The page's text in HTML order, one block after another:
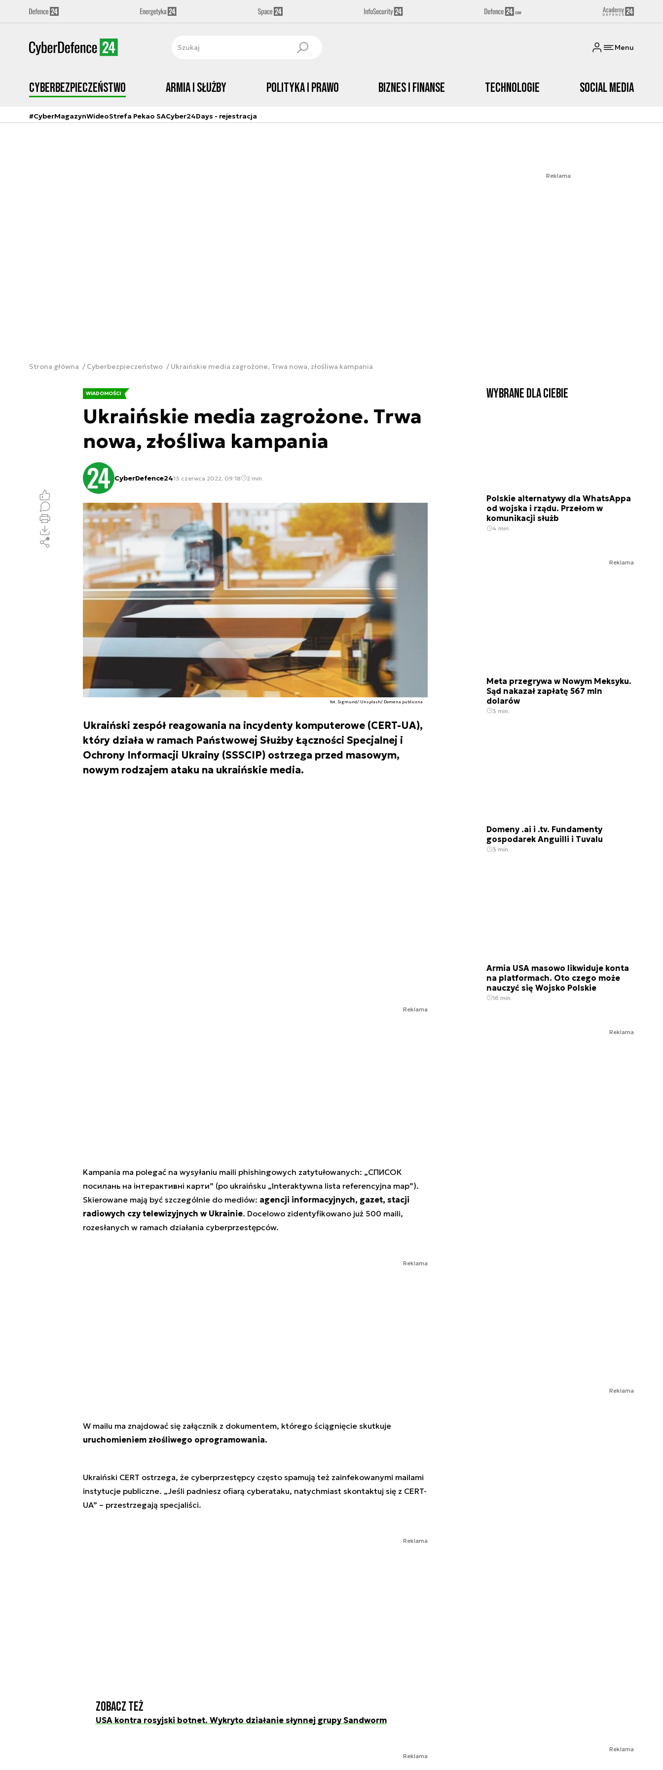
Menu
Cyberbezpieczeństwo Armia i Służby Polityka i prawo Biznes i Finanse Technologie Social media
#CyberMagazynWideoStrefa Pekao SACyber24Days - rejestracja
Reklama
Strona główna Cyberbezpieczeństwo Ukraińskie media zagrożone. Trwa nowa, złośliwa kampania
WIADOMOŚCI
Ukraińskie media zagrożone. Trwa
nowa, złośliwa kampania
CyberDefence2413 czerwca 2022, 09:18 2 min.
fot. Sigmund/ Unsplash/ Domena publiczna
Ukraiński zespół reagowania na incydenty komputerowe (CERT-UA),
który działa w ramach Państwowej Służby Łączności Specjalnej i
Ochrony Informacji Ukrainy (SSSCIP) ostrzega przed masowym,
nowym rodzajem ataku na ukraińskie media.
Reklama
Kampania ma polegać na wysyłaniu maili phishingowych zatytułowanych: „СПИСОК
посилань на інтерактивні карти” (po ukraińsku „Interaktywna lista referencyjna map”).
Skierowane mają być szczególnie do mediów: agencji informacyjnych, gazet, stacji
radiowych czy telewizyjnych w Ukrainie. Docelowo zidentyfikowano już 500 maili,
rozesłanych w ramach działania cyberprzestępców.
Reklama
W mailu ma znajdować się załącznik z dokumentem, którego ściągnięcie skutkuje
uruchomieniem złośliwego oprogramowania.
Ukraiński CERT ostrzega, że cyberprzestępcy często spamują też zainfekowanymi mailami
instytucje publiczne. „Jeśli padniesz ofiarą cyberataku, natychmiast skontaktuj się z CERT-
UA” – przestrzegają specjaliści.
Reklama
Zobacz też
USA kontra rosyjski botnet. Wykryto działanie słynnej grupy Sandworm
Reklama
Wybrane dla Ciebie
Polskie alternatywy dla WhatsAppa
od wojska i rządu. Przełom w
komunikacji służb
4 min.
Reklama
Meta przegrywa w Nowym Meksyku.
Sąd nakazał zapłatę 567 mln
dolarów
3 min.
Domeny .ai i .tv. Fundamenty
gospodarek Anguilli i Tuvalu
3 min.
Armia USA masowo likwiduje konta
na platformach. Oto czego może
nauczyć się Wojsko Polskie
16 min.
Reklama
Reklama
Reklama